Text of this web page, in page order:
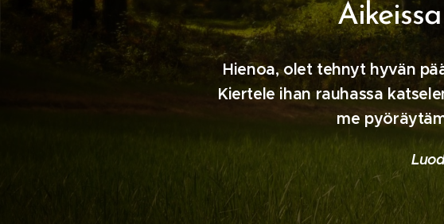
Hienoa, olet tehnyt hyvän
Kiertele ihan rauhassa
me